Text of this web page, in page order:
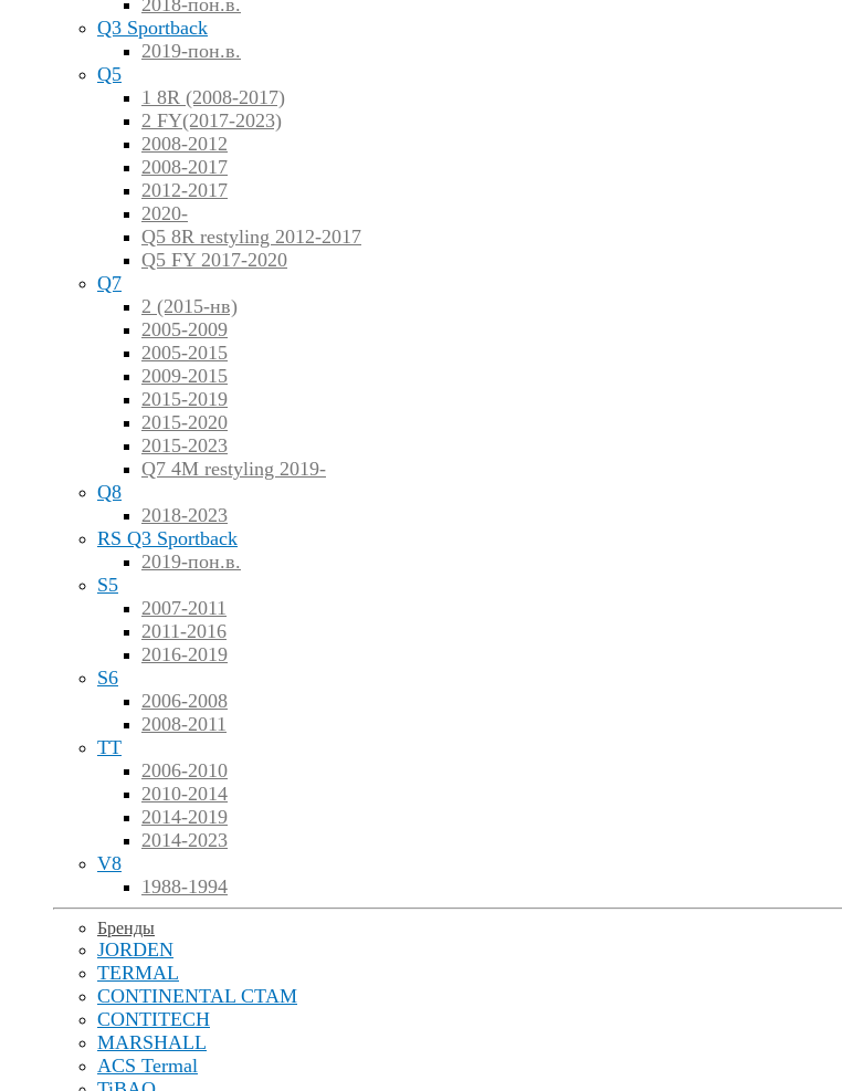
2018-пон.в.
Q3 Sportback
2019-пон.в.
Q5
1 8R (2008-2017)
2 FY(2017-2023)
2008-2012
2008-2017
2012-2017
2020-
Q5 8R restyling 2012-2017
Q5 FY 2017-2020
Q7
2 (2015-нв)
2005-2009
2005-2015
2009-2015
2015-2019
2015-2020
2015-2023
Q7 4M restyling 2019-
Q8
2018-2023
RS Q3 Sportback
2019-пон.в.
S5
2007-2011
2011-2016
2016-2019
S6
2006-2008
2008-2011
TT
2006-2010
2010-2014
2014-2019
2014-2023
V8
1988-1994
Бренды
JORDEN
TERMAL
CONTINENTAL CTAM
CONTITECH
MARSHALL
ACS Termal